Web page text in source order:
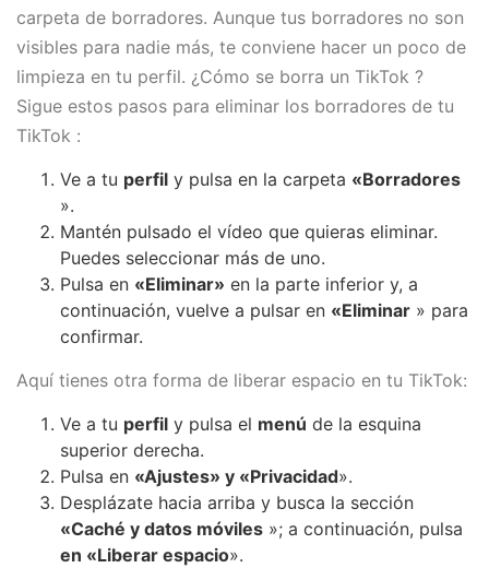
carpeta de borradores. Aunque tus borradores no son
visibles para nadie más, te conviene hacer un poco de
limpieza en tu perfil. ¿Cómo se borra un TikTok ?
Sigue estos pasos para eliminar los borradores de tu
TikTok :
Ve a tu perfil y pulsa en la carpeta «Borradores
».
Mantén pulsado el vídeo que quieras eliminar.
Puedes seleccionar más de uno.
Pulsa en «Eliminar» en la parte inferior y, a
continuación, vuelve a pulsar en «Eliminar » para
confirmar.
Aquí tienes otra forma de liberar espacio en tu TikTok:
Ve a tu perfil y pulsa el menú de la esquina
superior derecha.
Pulsa en «Ajustes» y «Privacidad».
Desplázate hacia arriba y busca la sección
«Caché y datos móviles »; a continuación, pulsa
en «Liberar espacio».